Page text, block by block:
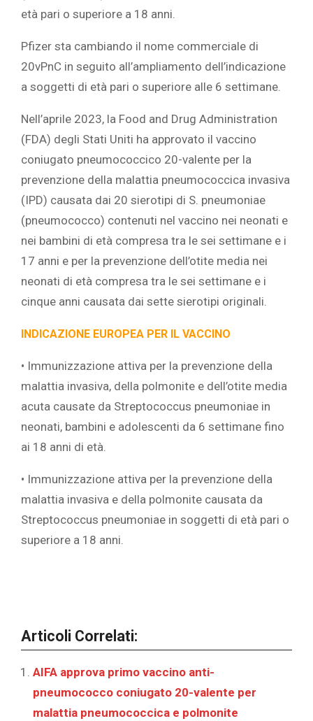
età pari o superiore a 18 anni.
Pfizer sta cambiando il nome commerciale di
20vPnC in seguito all’ampliamento dell’indicazione
a soggetti di età pari o superiore alle 6 settimane.
Nell’aprile 2023, la Food and Drug Administration
(FDA) degli Stati Uniti ha approvato il vaccino
coniugato pneumococcico 20-valente per la
prevenzione della malattia pneumococcica invasiva
(IPD) causata dai 20 sierotipi di S. pneumoniae
(pneumococco) contenuti nel vaccino nei neonati e
nei bambini di età compresa tra le sei settimane e i
17 anni e per la prevenzione dell’otite media nei
neonati di età compresa tra le sei settimane e i
cinque anni causata dai sette sierotipi originali.
INDICAZIONE EUROPEA PER IL VACCINO
• Immunizzazione attiva per la prevenzione della
malattia invasiva, della polmonite e dell’otite media
acuta causate da Streptococcus pneumoniae in
neonati, bambini e adolescenti da 6 settimane fino
ai 18 anni di età.
• Immunizzazione attiva per la prevenzione della
malattia invasiva e della polmonite causata da
Streptococcus pneumoniae in soggetti di età pari o
superiore a 18 anni.
Articoli Correlati:
AIFA approva primo vaccino anti-
pneumococco coniugato 20-valente per
malattia pneumococcica e polmonite